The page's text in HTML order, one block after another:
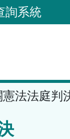
詢系統
憲法法庭判